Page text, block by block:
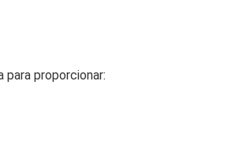
para proporcionar: